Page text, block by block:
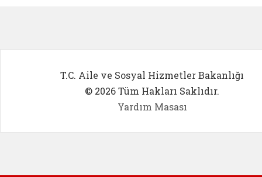
T.C. Aile ve Sosyal Hizmetler Bakanlığı
© 2026 Tüm Hakları Saklıdır.
Yardım Masası